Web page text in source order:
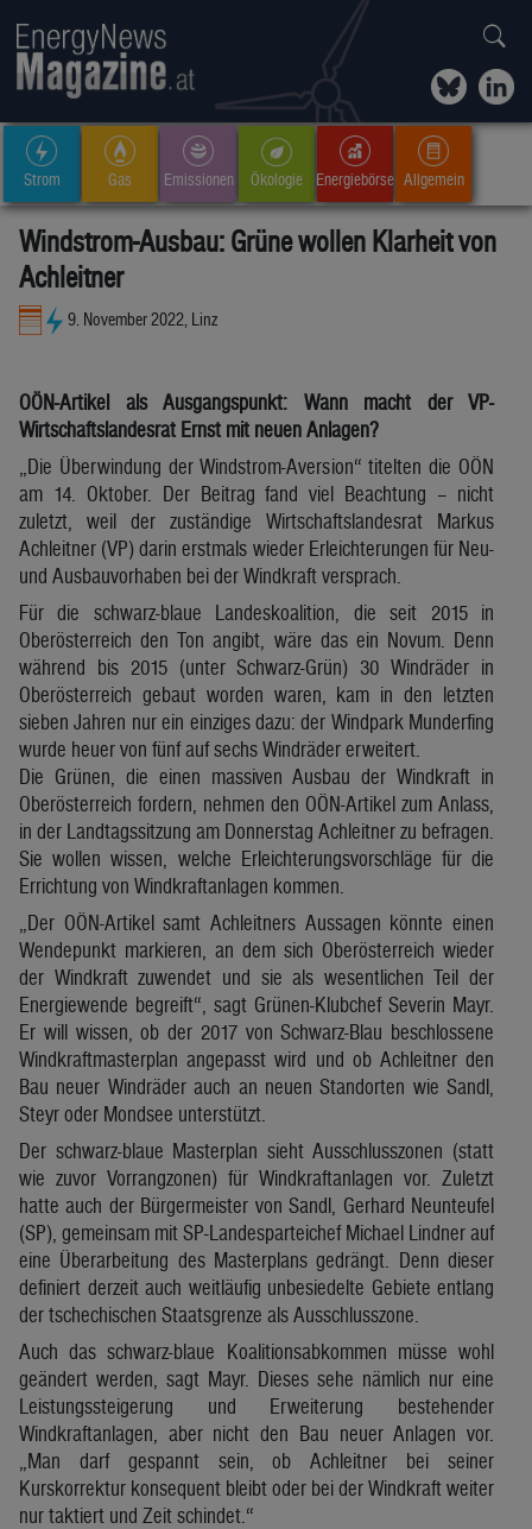
Strom Gas Emissionen Ökologie Energiebörse Allgemein
Windstrom-Ausbau: Grüne wollen Klarheit von
Achleitner
9. November 2022, Linz
OÖN-Artikel als Ausgangspunkt: Wann macht der VP-
Wirtschaftslandesrat Ernst mit neuen Anlagen?
„Die Überwindung der Windstrom-Aversion“ titelten die OÖN
am 14. Oktober. Der Beitrag fand viel Beachtung – nicht
zuletzt, weil der zuständige Wirtschaftslandesrat Markus
Achleitner (VP) darin erstmals wieder Erleichterungen für Neu-
und Ausbauvorhaben bei der Windkraft versprach.
Für die schwarz-blaue Landeskoalition, die seit 2015 in
Oberösterreich den Ton angibt, wäre das ein Novum. Denn
während bis 2015 (unter Schwarz-Grün) 30 Windräder in
Oberösterreich gebaut worden waren, kam in den letzten
sieben Jahren nur ein einziges dazu: der Windpark Munderfing
wurde heuer von fünf auf sechs Windräder erweitert.
Die Grünen, die einen massiven Ausbau der Windkraft in
Oberösterreich fordern, nehmen den OÖN-Artikel zum Anlass,
in der Landtagssitzung am Donnerstag Achleitner zu befragen.
Sie wollen wissen, welche Erleichterungsvorschläge für die
Errichtung von Windkraftanlagen kommen.
„Der OÖN-Artikel samt Achleitners Aussagen könnte einen
Wendepunkt markieren, an dem sich Oberösterreich wieder
der Windkraft zuwendet und sie als wesentlichen Teil der
Energiewende begreift“, sagt Grünen-Klubchef Severin Mayr.
Er will wissen, ob der 2017 von Schwarz-Blau beschlossene
Windkraftmasterplan angepasst wird und ob Achleitner den
Bau neuer Windräder auch an neuen Standorten wie Sandl,
Steyr oder Mondsee unterstützt.
Der schwarz-blaue Masterplan sieht Ausschlusszonen (statt
wie zuvor Vorrangzonen) für Windkraftanlagen vor. Zuletzt
hatte auch der Bürgermeister von Sandl, Gerhard Neunteufel
(SP), gemeinsam mit SP-Landesparteichef Michael Lindner auf
eine Überarbeitung des Masterplans gedrängt. Denn dieser
definiert derzeit auch weitläufig unbesiedelte Gebiete entlang
der tschechischen Staatsgrenze als Ausschlusszone.
Auch das schwarz-blaue Koalitionsabkommen müsse wohl
geändert werden, sagt Mayr. Dieses sehe nämlich nur eine
Leistungssteigerung und Erweiterung bestehender
Windkraftanlagen, aber nicht den Bau neuer Anlagen vor.
„Man darf gespannt sein, ob Achleitner bei seiner
Kurskorrektur konsequent bleibt oder bei der Windkraft weiter
nur taktiert und Zeit schindet.“